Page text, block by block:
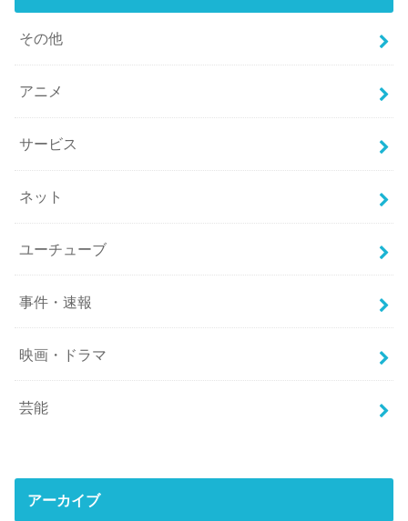
その他
アニメ
サービス
ネット
ユーチューブ
事件・速報
映画・ドラマ
芸能
アーカイブ